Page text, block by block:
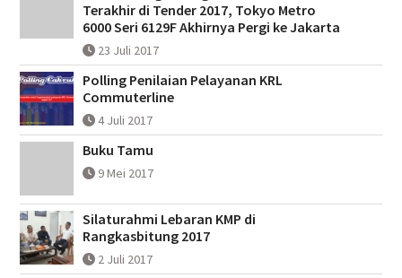
Terakhir di Tender 2017, Tokyo Metro
6000 Seri 6129F Akhirnya Pergi ke Jakarta
23 Juli 2017
Polling Penilaian Pelayanan KRL
Commuterline
4 Juli 2017
Buku Tamu
9 Mei 2017
Silaturahmi Lebaran KMP di
Rangkasbitung 2017
2 Juli 2017